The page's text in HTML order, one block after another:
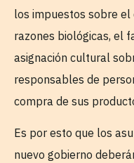
los impuestos sobre
razones biológicas, el
asignación cultural
responsables de
compra de sus
Es por esto que los
nuevo gobierno